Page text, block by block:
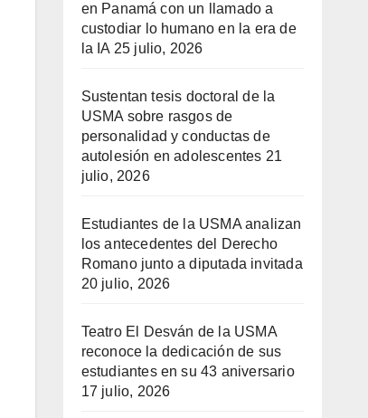
en Panamá con un llamado a
custodiar lo humano en la era de
la IA 25 julio, 2026
Sustentan tesis doctoral de la
USMA sobre rasgos de
personalidad y conductas de
autolesión en adolescentes 21
julio, 2026
Estudiantes de la USMA analizan
los antecedentes del Derecho
Romano junto a diputada invitada
20 julio, 2026
Teatro El Desván de la USMA
reconoce la dedicación de sus
estudiantes en su 43 aniversario
17 julio, 2026